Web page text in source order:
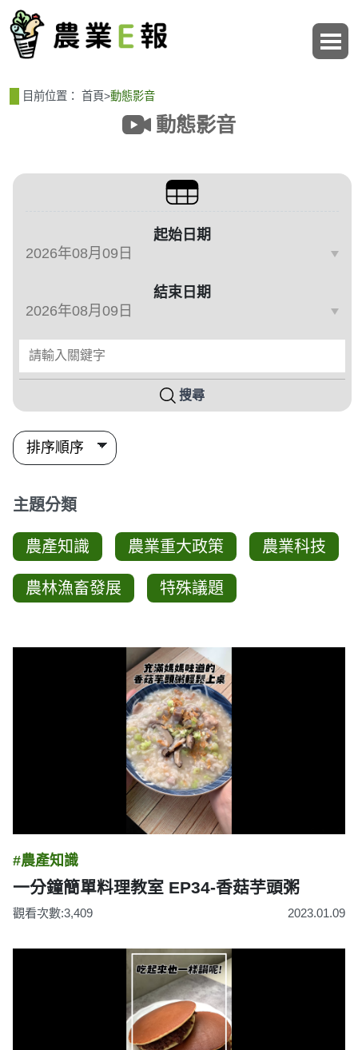
目前位置： 首頁>動態影音
動態影音
篩選、排序與主題分類
起始日期
結束日期
請輸入關鍵字
搜尋
主題分類
農產知識 農業重大政策 農業科技
農林漁畜發展 特殊議題
#農產知識
一分鐘簡單料理教室 EP34-香菇芋頭粥
觀看次數:3,409 2023.01.09